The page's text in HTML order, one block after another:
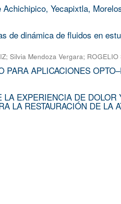
Yecapixtla,
de dinámica de fluidos en
; Silvia Mendoza Vergara; ROGELIO
PARA APLICACIONES
EXPERIENCIA DE DOLOR
LA RESTAURACIÓN DE LA